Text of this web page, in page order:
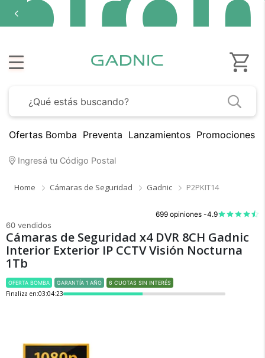
Ofertas Bomba Preventa Lanzamientos Promociones
Ingresá tu Código Postal
Home Cámaras de Seguridad Gadnic P2PKIT14
699 opiniones -4.9
60 vendidos
Cámaras de Seguridad x4 DVR 8CH Gadnic
Interior Exterior IP CCTV Visión Nocturna
1Tb
OFERTA BOMBA GARANTÍA 1 AÑO 6 CUOTAS SIN INTERÉS
Finaliza en:03:04:22